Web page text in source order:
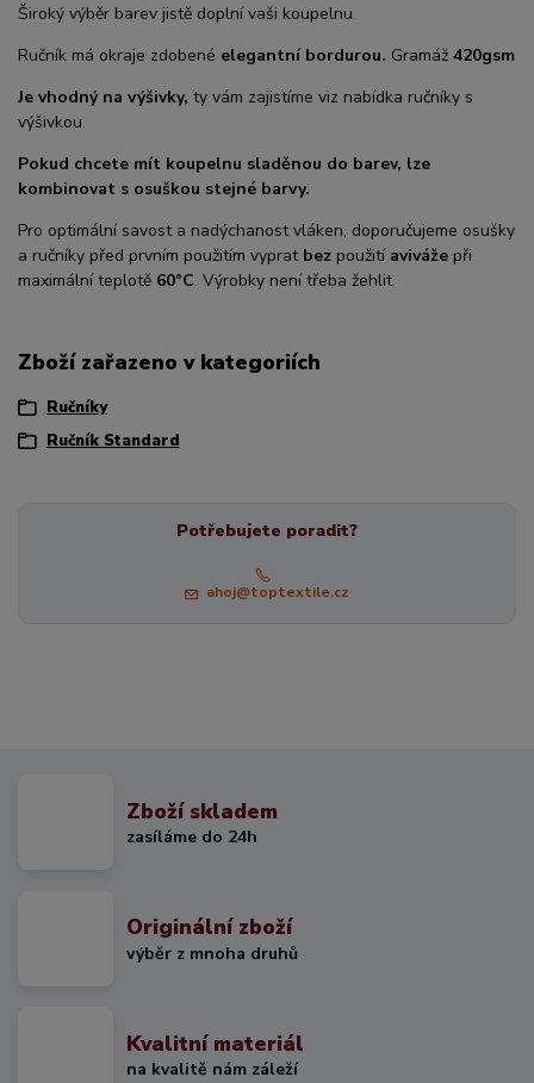
Široký výběr barev jistě doplní vaši koupelnu.
Ručník má okraje zdobené elegantní bordurou. Gramáž 420gsm
Je vhodný na výšivky, ty vám zajistíme viz nabídka ručníky s
výšivkou.
Pokud chcete mít koupelnu sladěnou do barev, lze
kombinovat s osuškou stejné barvy.
Pro optimální savost a nadýchanost vláken, doporučujeme osušky
a ručníky před prvním použitím vyprat bez použití aviváže při
maximální teplotě 60°C. Výrobky není třeba žehlit.
Zboží zařazeno v kategoriích
Ručníky
Ručník Standard
Potřebujete poradit?
ahoj@toptextile.cz
Zboží skladem
zasíláme do 24h
Originální zboží
výběr z mnoha druhů
Kvalitní materiál
na kvalitě nám záleží